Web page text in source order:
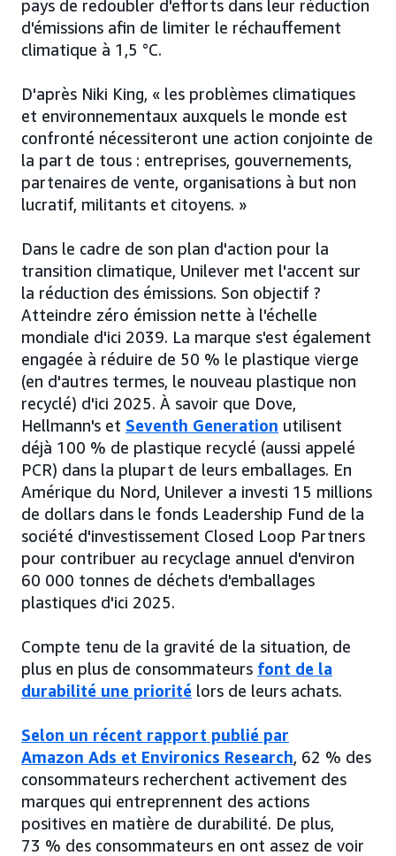
pays de redoubler d'efforts dans leur réduction
d'émissions afin de limiter le réchauffement
climatique à 1,5 °C.
D'après Niki King, « les problèmes climatiques
et environnementaux auxquels le monde est
confronté nécessiteront une action conjointe de
la part de tous : entreprises, gouvernements,
partenaires de vente, organisations à but non
lucratif, militants et citoyens. »
Dans le cadre de son plan d'action pour la
transition climatique, Unilever met l'accent sur
la réduction des émissions. Son objectif ?
Atteindre zéro émission nette à l'échelle
mondiale d'ici 2039. La marque s'est également
engagée à réduire de 50 % le plastique vierge
(en d'autres termes, le nouveau plastique non
recyclé) d'ici 2025. À savoir que Dove,
Hellmann's et Seventh Generation utilisent
déjà 100 % de plastique recyclé (aussi appelé
PCR) dans la plupart de leurs emballages. En
Amérique du Nord, Unilever a investi 15 millions
de dollars dans le fonds Leadership Fund de la
société d'investissement Closed Loop Partners
pour contribuer au recyclage annuel d'environ
60 000 tonnes de déchets d'emballages
plastiques d'ici 2025.
Compte tenu de la gravité de la situation, de
plus en plus de consommateurs font de la
durabilité une priorité lors de leurs achats.
Selon un récent rapport publié par
Amazon Ads et Environics Research, 62 % des
consommateurs recherchent activement des
marques qui entreprennent des actions
positives en matière de durabilité. De plus,
73 % des consommateurs en ont assez de voir